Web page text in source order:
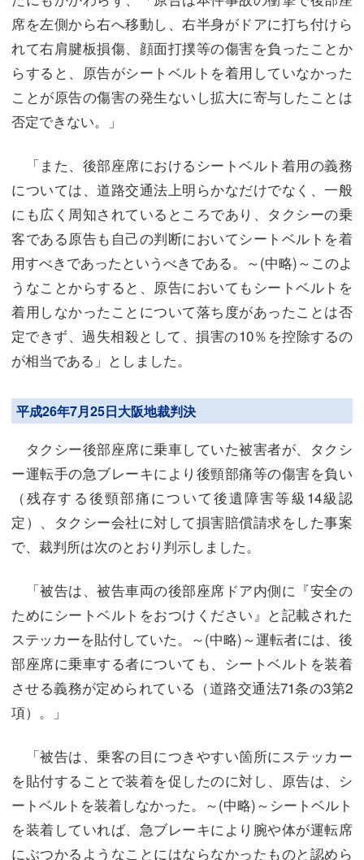
席を左側から右へ移動し、右半身がドアに打ち付けら
れて右肩腱板損傷、顔面打撲等の傷害を負ったことか
らすると、原告がシートベルトを着用していなかった
ことが原告の傷害の発生ないし拡大に寄与したことは
否定できない。」
「また、後部座席におけるシートベルト着用の義務
については、道路交通法上明らかなだけでなく、一般
にも広く周知されているところであり、タクシーの乗
客である原告も自己の判断においてシートベルトを着
用すべきであったというべきである。～(中略)～このよ
うなことからすると、原告においてもシートベルトを
着用しなかったことについて落ち度があったことは否
定できず、過失相殺として、損害の10％を控除するの
が相当である」としました。
平成26年7月25日大阪地裁判決
タクシー後部座席に乗車していた被害者が、タクシ
ー運転手の急ブレーキにより後頸部痛等の傷害を負い
（残存する後頸部痛について後遺障害等級14級認
定）、タクシー会社に対して損害賠償請求をした事案
で、裁判所は次のとおり判示しました。
「被告は、被告車両の後部座席ドア内側に『安全の
ためにシートベルトをおつけください』と記載された
ステッカーを貼付していた。～(中略)～運転者には、後
部座席に乗車する者についても、シートベルトを装着
させる義務が定められている（道路交通法71条の3第2
項）。」
「被告は、乗客の目につきやすい箇所にステッカー
を貼付することで装着を促したのに対し、原告は、シ
ートベルトを装着しなかった。～(中略)～シートベルト
を装着していれば、急ブレーキにより腕や体が運転席
にぶつかるようなことにはならなかったものと認めら